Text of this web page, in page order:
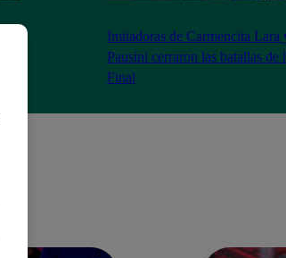
Imitadoras de Carmencita Lara
Pausini cerraron las batallas de
Final